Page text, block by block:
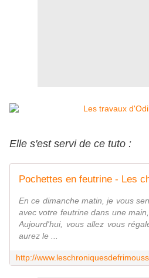
Elle s'est servi de ce tuto :
En ce dimanche matin, je vous
avec votre feutrine dans une
Aujourd'hui, vous allez vous
aurez le ...